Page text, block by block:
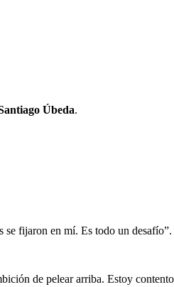
Úbeda.
se fijaron en mí. Es todo un desafío”.
de pelear arriba. Estoy